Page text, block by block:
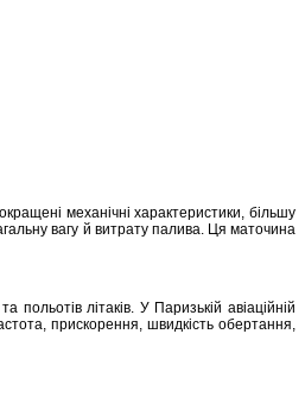
механічні характеристики, більшу
вагу й витрату палива. Ця маточина
літаків. У Паризькій авіаційній
прискорення, швидкість обертання,